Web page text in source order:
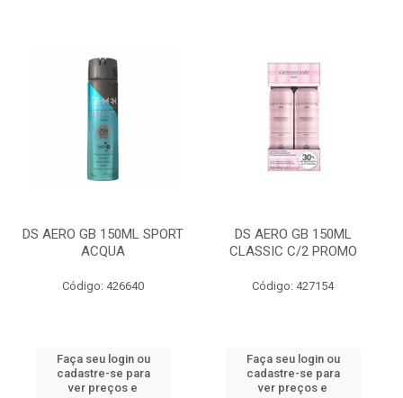
DS AERO GB 150ML SPORT
ACQUA
Código: 426640
Faça seu login ou
cadastre-se para
ver preços e
DS AERO GB 150ML
CLASSIC C/2 PROMO
Código: 427154
Faça seu login ou
cadastre-se para
ver preços e